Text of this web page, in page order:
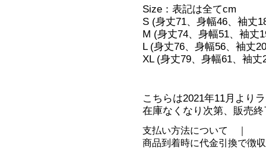
Size：表記は全てcm
S (身丈71、身幅46、袖丈
M (身丈74、身幅51、袖丈
L (身丈76、身幅56、袖丈
XL (身丈79、身幅61、袖丈
こちらは2021年11月より
在庫なくなり次第、販売
支払い方法について ｜
商品到着時に代金引換で徴